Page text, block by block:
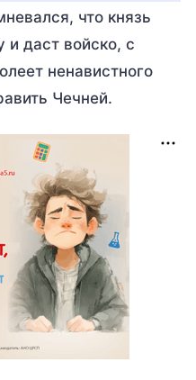
что князь
и даст войско, с
ненавистного
Чечней.